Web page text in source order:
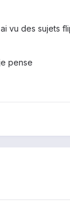
vu des sujets
pense